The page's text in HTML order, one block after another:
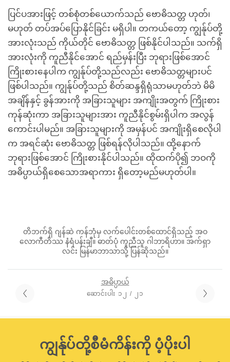
ပြင်ပအားဖြင့် တစ်စုံတစ်ယောက်သည် ဗောဓိသတ္တ ဟုတ်၊
မဟုတ် တပ်အပ်ပြောနိုင်ခြင်း မရှိပါ။ တကယ်တော့ ကျွန်ုပ်တို့
အားလုံးသည် ကိုယ်တိုင် ဗောဓိသတ္တ ဖြစ်နိုင်ပါသည်။ သက်ရှိ
အားလုံးကို ကူညီနိုင်အောင် ရည်မှန်းပြီး ဘုရားဖြစ်အောင်
ကြိုးစားနေပါက ကျွန်ုပ်တို့သည်လည်း ဗောဓိသတ္တများပင်
ဖြစ်ပါသည်။ ကျွန်ုပ်တို့သည် စိတ်ဆန္ဒရှိရုံသာမဟုတ်ဘဲ မိမိ
အချိန်နှင့် ခွန်အားကို အခြားသူများ အကျိုးအတွက် ကြိုးစား
ကုန်ဆုံးကာ အခြားသူများအား ကူညီနိုင်စွမ်းရှိပါက အလွန်
ကောင်းပါမည်။ အခြားသူများကို အမှန်ပင် အကျိုးရှိစေလိုပါ
က အရင်ဆုံး ဗောဓိသတ္တ ဖြစ်ရန်လိုပါသည်။ ထို့နောက်
ဘုရားဖြစ်အောင် ကြိုးစားနိုင်ပါသည်။ ထိုထက်ပို၍ ဘဝကို
အဓိပ္ပာယ်ရှိစေသောအရာကား ရှိတော့မည်မဟုတ်ပါ။
တိဘက်ရှိ ဂျန်ဆဲ ကန်ဘုံမှ လက်ပေါင်းတစ်ထောင်ရှိသည့် အဝ
လောကီတိဿ နံရံပန်းချီ။ ဓာတ်ပုံ ကူညီသူ ဂါဘာရိဟာ။ အက်ရှာ
လင်း မြန်မာဘာသာသို့ ပြန်ဆိုသည်။
အဓိပ္ပာယ်
ဆောင်းပါး ၁၂ / ၂၁
ကျွန်ုပ်တို့စီမံကိန်းကို ပံ့ပိုးပါ